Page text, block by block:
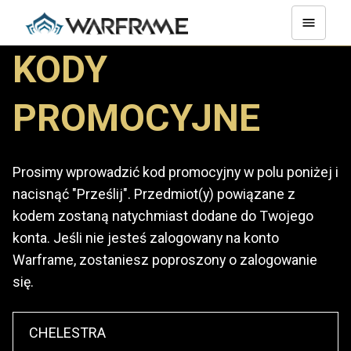
KODY
PROMOCYJNE
Prosimy wprowadzić kod promocyjny w polu poniżej i
nacisnąć "Prześlij". Przedmiot(y) powiązane z
kodem zostaną natychmiast dodane do Twojego
konta. Jeśli nie jesteś zalogowany na konto
Warframe, zostaniesz poproszony o zalogowanie
się.